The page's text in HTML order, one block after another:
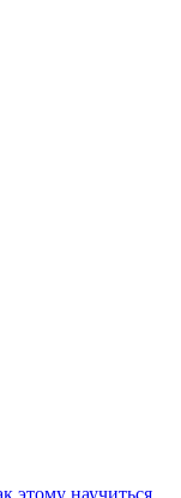
этому научиться